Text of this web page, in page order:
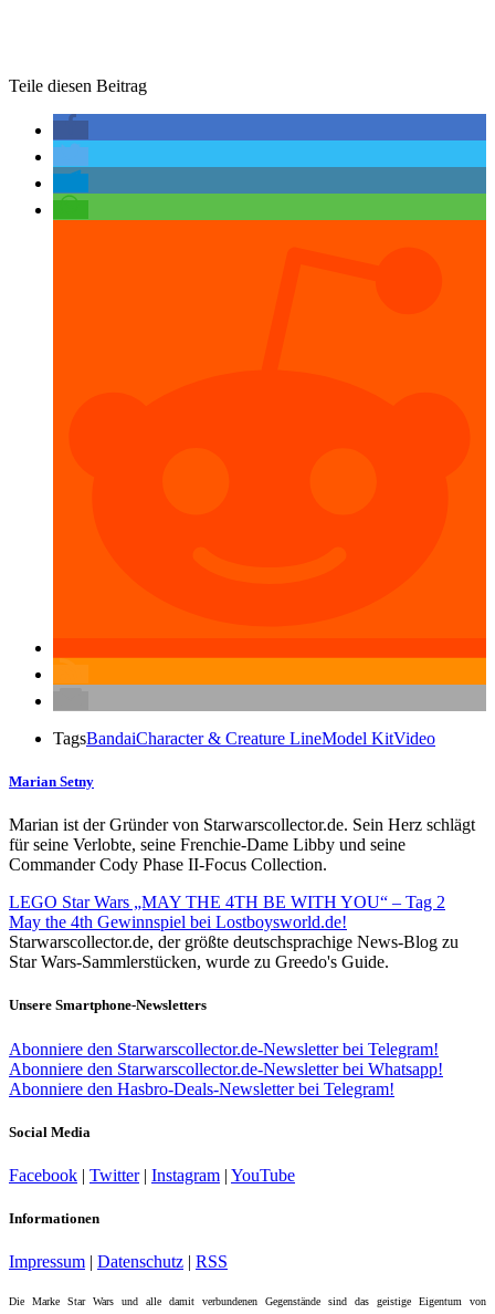
Teile diesen Beitrag
TagsBandaiCharacter & Creature LineModel KitVideo
Marian Setny
Marian ist der Gründer von Starwarscollector.de. Sein Herz schlägt
für seine Verlobte, seine Frenchie-Dame Libby und seine
Commander Cody Phase II-Focus Collection.
LEGO Star Wars „MAY THE 4TH BE WITH YOU“ – Tag 2
May the 4th Gewinnspiel bei Lostboysworld.de!
Starwarscollector.de, der größte deutschsprachige News-Blog zu
Star Wars-Sammlerstücken, wurde zu Greedo's Guide.
Unsere Smartphone-Newsletters
Abonniere den Starwarscollector.de-Newsletter bei Telegram!
Abonniere den Starwarscollector.de-Newsletter bei Whatsapp!
Abonniere den Hasbro-Deals-Newsletter bei Telegram!
Social Media
Facebook | Twitter| Instagram | YouTube
Informationen
Impressum | Datenschutz | RSS
Die Marke Star Wars und alle damit verbundenen Gegenstände sind das geistige Eigentum von